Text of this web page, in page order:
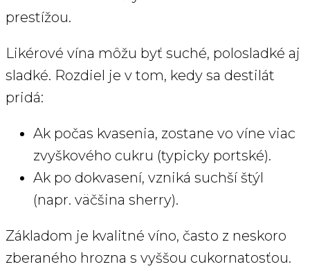
prestížou.
Likérové vína môžu byť suché, polosladké aj
sladké. Rozdiel je v tom, kedy sa destilát
pridá:
Ak počas kvasenia, zostane vo víne viac
zvyškového cukru (typicky portské).
Ak po dokvasení, vzniká suchší štýl
(napr. väčšina sherry).
Základom je kvalitné víno, často z neskoro
zberaného hrozna s vyššou cukornatosťou.